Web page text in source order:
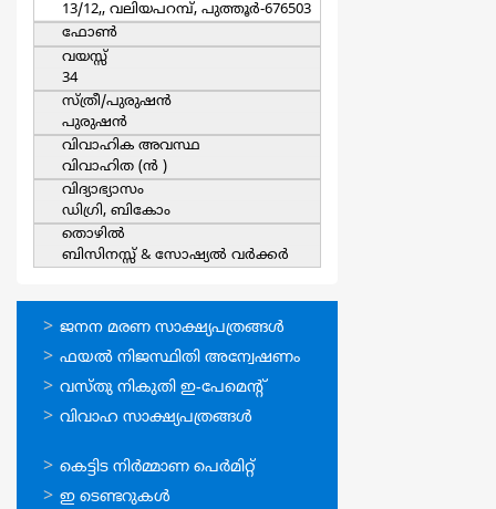
13/12,, വലിയപറമ്പ്, പുത്തൂര്‍-676503
ഫോൺ
വയസ്സ്
34
സ്ത്രീ/പുരുഷന്‍
പുരുഷന്‍
വിവാഹിക അവസ്ഥ
വിവാഹിത (ന്‍ )
വിദ്യാഭ്യാസം
ഡിഗ്രി, ബികോം
തൊഴില്‍
ബിസിനസ്സ് & സോഷ്യല്‍ വര്‍ക്കര്‍
ഓണ്‍ലൈന്‍
സേവനങ്ങള്‍
ജനന മരണ സാക്ഷ്യപത്രങ്ങള്‍
ഫയല്‍ നിജസ്ഥിതി അന്വേഷണം
വസ്തു നികുതി ഇ-പേമെന്റ്
വിവാഹ സാക്ഷ്യപത്രങ്ങള്‍
ഓണ്‍ലൈന്‍
സേവനങ്ങള്‍
കെട്ടിട നിര്‍മ്മാണ പെര്‍മിറ്റ്‌
ഇ ടെണ്ടറുകള്‍